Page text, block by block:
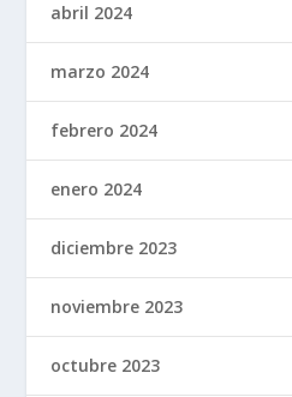
abril 2024
marzo 2024
febrero 2024
enero 2024
diciembre 2023
noviembre 2023
octubre 2023